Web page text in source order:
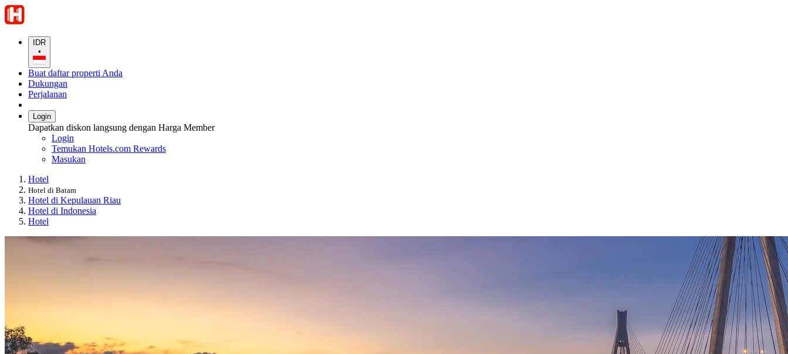
IDR
•
Buat daftar properti Anda
Dukungan
Perjalanan
Login
Dapatkan diskon langsung dengan Harga Member
Login
Temukan Hotels.com Rewards
Masukan
Hotel
Hotel di Batam
Hotel di Kepulauan Riau
Hotel di Indonesia
Hotel